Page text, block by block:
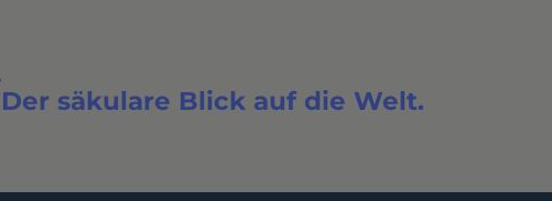
Der säkulare Blick auf die Welt.